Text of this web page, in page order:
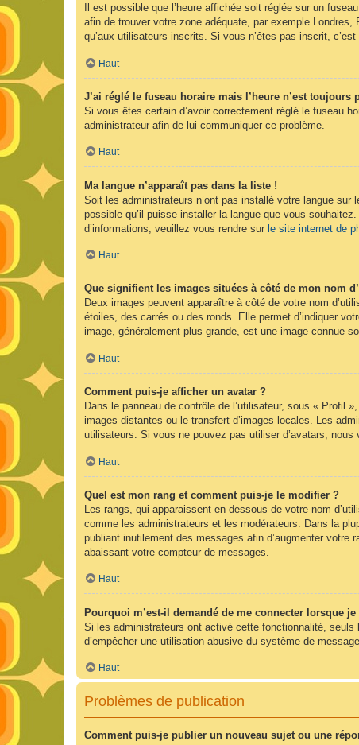
Il est possible que l’heure affichée soit réglée sur un
afin de trouver votre zone adéquate, par exemple
qu’aux utilisateurs inscrits. Si vous n’êtes pas inscrit, c’est
Haut
J’ai réglé le fuseau horaire mais l’heure n’est toujours
Si vous êtes certain d’avoir correctement réglé le fuseau
administrateur afin de lui communiquer ce problème.
Haut
Ma langue n’apparaît pas dans la liste !
Soit les administrateurs n’ont pas installé votre langue
possible qu’il puisse installer la langue que vous
d’informations, veuillez vous rendre sur le site internet de
Haut
Que signifient les images situées à côté de mon nom
Deux images peuvent apparaître à côté de votre nom
étoiles, des carrés ou des ronds. Elle permet d’indiquer
image, généralement plus grande, est une image connue
Haut
Comment puis-je afficher un avatar ?
Dans le panneau de contrôle de l’utilisateur, sous « Profil
images distantes ou le transfert d’images locales. Les
utilisateurs. Si vous ne pouvez pas utiliser d’avatars,
Haut
Quel est mon rang et comment puis-je le modifier ?
Les rangs, qui apparaissent en dessous de votre nom
comme les administrateurs et les modérateurs. Dans la
publiant inutilement des messages afin d’augmenter
abaissant votre compteur de messages.
Haut
Pourquoi m’est-il demandé de me connecter lorsque
Si les administrateurs ont activé cette fonctionnalité,
d’empêcher une utilisation abusive du système de
Haut
Problèmes de publication
Comment puis-je publier un nouveau sujet ou une